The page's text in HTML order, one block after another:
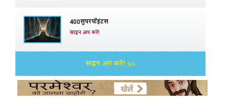
400सुपरपॉइंटस
साइन अप करें!
साइन अप करें! >>